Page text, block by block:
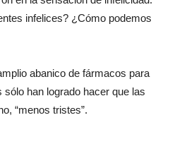
infelices? ¿Cómo podemos
abanico de fármacos para
han logrado hacer que las
“menos tristes”.